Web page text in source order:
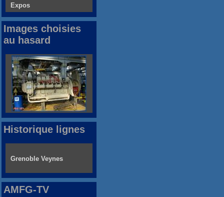
Expos
Images choisies
au hasard
Historique lignes
Grenoble Veynes
AMFG-TV